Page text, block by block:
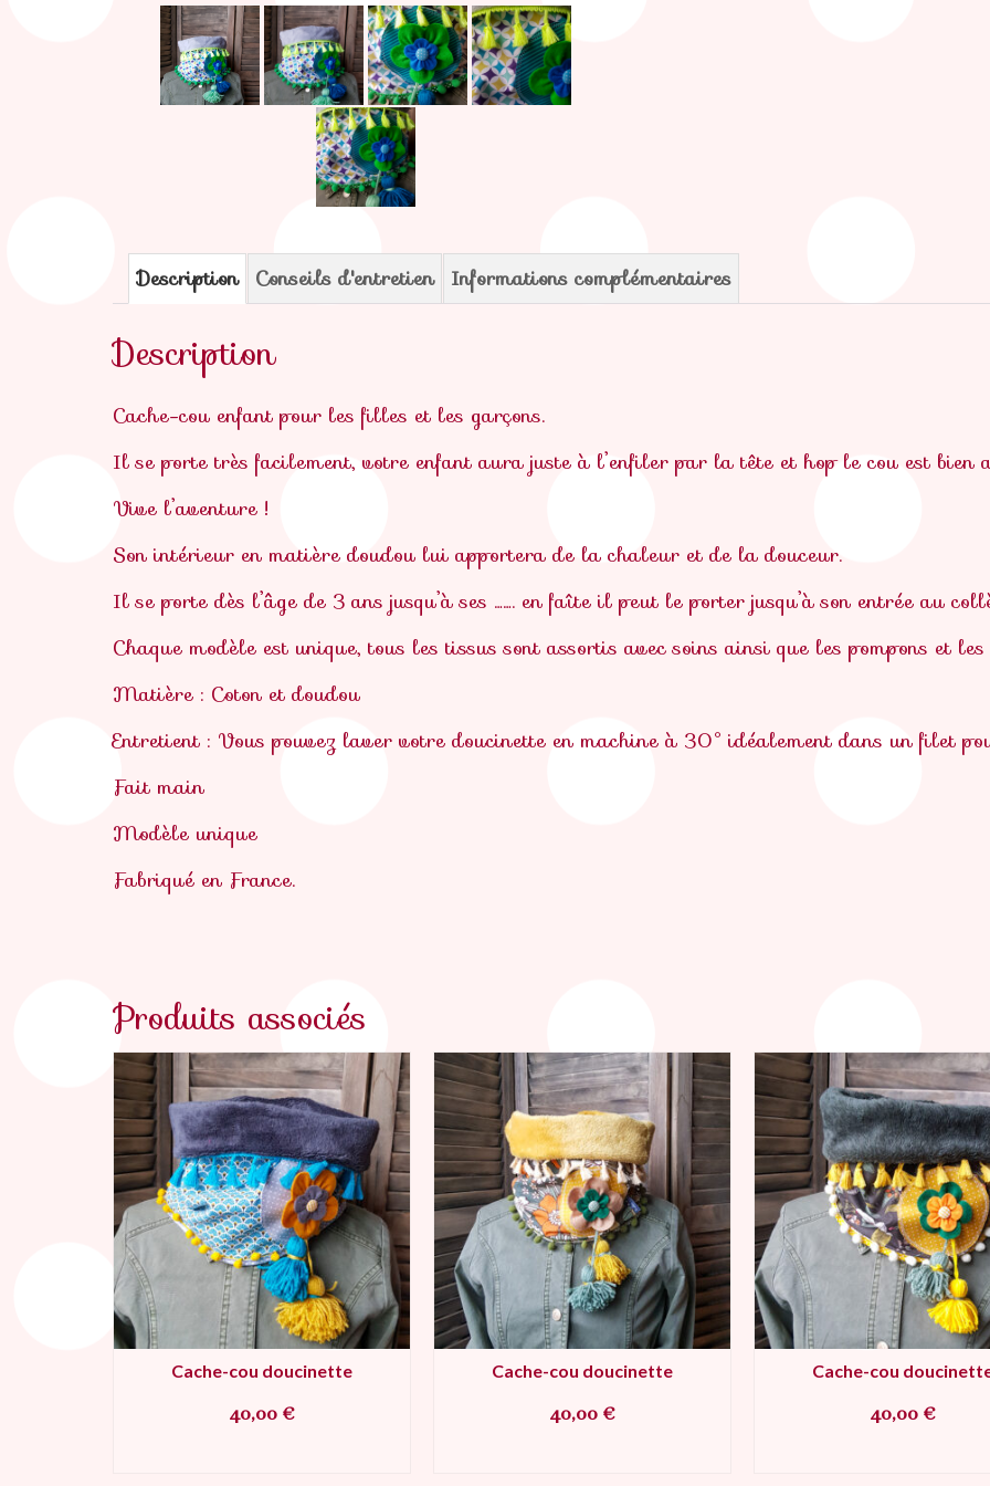
Description Conseils d'entretien Informations complémentaires
Description
Cache-cou enfant pour les filles et les garçons.
Il se porte très facilement, votre enfant aura juste à l’enfiler par la tête et hop le cou est bien
Vive l’aventure !
Son intérieur en matière doudou lui apportera de la chaleur et de la douceur.
Il se porte dès l’âge de 3 ans jusqu’à ses ……. en faîte il peut le porter jusqu’à son entrée au
Chaque modèle est unique, tous les tissus sont assortis avec soins ainsi que les pompons et
Matière : Coton et doudou
Entretient : Vous pouvez laver votre doucinette en machine à 30° idéalement dans un filet
Fait main
Modèle unique
Fabriqué en France.
Produits associés
Cache-cou doucinette
40,00 €
Cache-cou doucinette
40,00 €
Cache-cou
40,00 €